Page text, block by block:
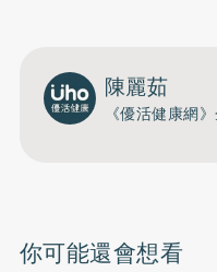
陳麗茹
《優活健康網
你可能還會想看